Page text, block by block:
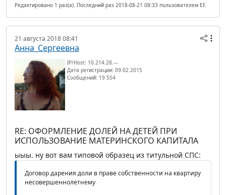
Редактировано 1 раз(а). Последний раз 2018-08-21 08:33 пользователем EF.
21 августа 2018 08:41
Анна_Сергеевна
IP/Host: 10.214.28.---
Дата регистрации: 09.02.2015
Сообщений: 19 554
RE: ОФОРМЛЕНИЕ ДОЛЕЙ НА ДЕТЕЙ ПРИ
ИСПОЛЬЗОВАНИЕ МАТЕРИНСКОГО КАПИТАЛА
ыыы. ну вот вам типовой образец из титульной СПС:
Договор дарения доли в праве собственности на квартиру
несовершеннолетнему